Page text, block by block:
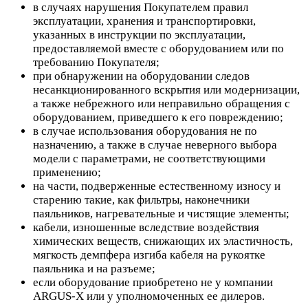
в случаях нарушения Покупателем правил
эксплуатации, хранения и транспортировки,
указанных в инструкции по эксплуатации,
предоставляемой вместе с оборудованием или по
требованию Покупателя;
при обнаружении на оборудовании следов
несанкционированного вскрытия или модернизации,
а также небрежного или неправильно обращения с
оборудованием, приведшего к его повреждению;
в случае использования оборудования не по
назначению, а также в случае неверного выбора
модели с параметрами, не соответствующими
применению;
на части, подверженные естественному износу и
старению такие, как фильтры, наконечники
паяльников, нагревательные и чистящие элементы;
кабели, изношенные вследствие воздействия
химических веществ, снижающих их эластичность,
мягкость демпфера изгиба кабеля на рукоятке
паяльника и на разъеме;
если оборудование приобретено не у компании
ARGUS-X или у уполномоченных ее дилеров.